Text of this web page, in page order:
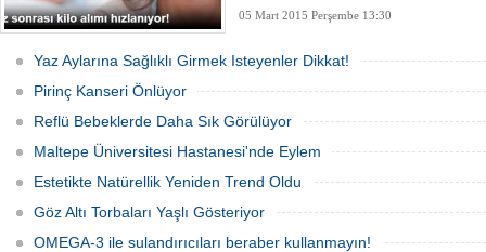
05 Mart 2015 Perşembe 13:30
Yaz Aylarına Sağlıklı Girmek Isteyenler Dikkat!
Pirinç Kanseri Önlüyor
Reflü Bebeklerde Daha Sık Görülüyor
Maltepe Üniversitesi Hastanesi'nde Eylem
Estetikte Natürellik Yeniden Trend Oldu
Göz Altı Torbaları Yaşlı Gösteriyor
OMEGA-3 ile sulandırıcıları beraber kullanmayın!